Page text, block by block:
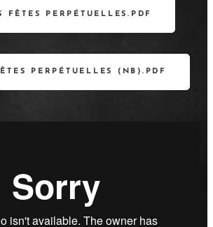
FÊTES PERPÉTUELLES.PDF
PERPÉTUELLES (NB).PDF